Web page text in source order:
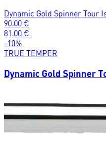
Dynamic Gold Spinner Tour
90.00 €
81.00 €
-10%
TRUE TEMPER
Dynamic Gold Spinner